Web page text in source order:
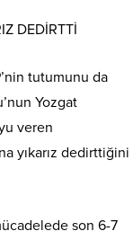
DEDİRTTİ
tutumunu da
Yozgat
veren
yıkarız dedirttiğini
son 6-7